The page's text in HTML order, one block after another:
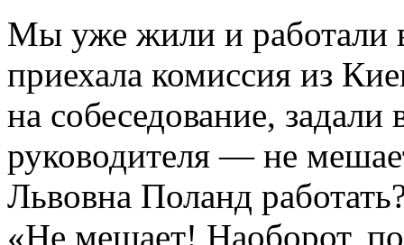
Мы уже жили и работали
приехала комиссия из
на собеседование,
руководителя — не
Львовна Поланд
«Не мешает! Наоборот,